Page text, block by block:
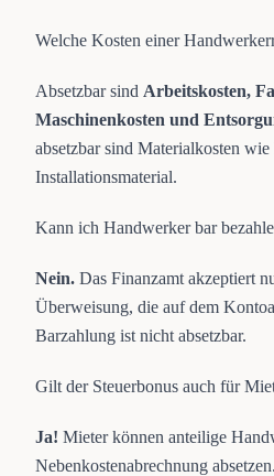
Welche Kosten einer
Absetzbar sind Arbeitskosten,
Maschinenkosten und
absetzbar sind Materialkosten
Installationsmaterial.
Kann ich Handwerker bar
Nein. Das Finanzamt akzeptiert
Überweisung, die auf dem
Barzahlung ist nicht absetzbar.
Gilt der Steuerbonus auch für
Ja! Mieter können anteilige
Nebenkostenabrechnung